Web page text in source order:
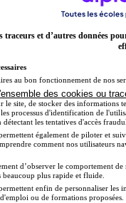
traceurs et d’autres données
au bon fonctionnement de nos
des cookies ou
le site, de stocker des informations
processus d'identification de
détectant les tentatives d'accès
également de piloter et
comment nos utilisateurs
d’observer le comportement
beaucoup plus rapide et fluide.
enfin de personnaliser les
ou de formations proposées.